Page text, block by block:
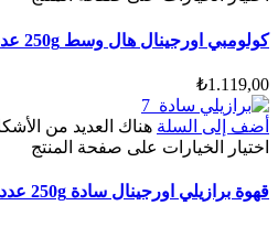
كولومبي اورجينال هال وسط 250g عدد 4
₺1.119,00
أضف إلى السلة هناك العديد من
اختيار الخيارات على صفحة المنتج
قهوة برازيلي اورجينال سادة 250g عدد 4